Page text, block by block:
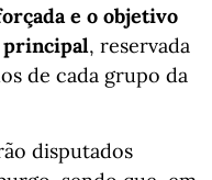
e o objetivo
principal, reservada
de cada grupo da
disputados